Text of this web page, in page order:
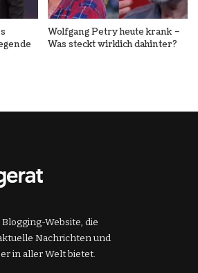
Wolfgang Petry heute krank –
Was steckt wirklich dahinter?
Website, die
Nachrichten und
in aller Welt bietet.